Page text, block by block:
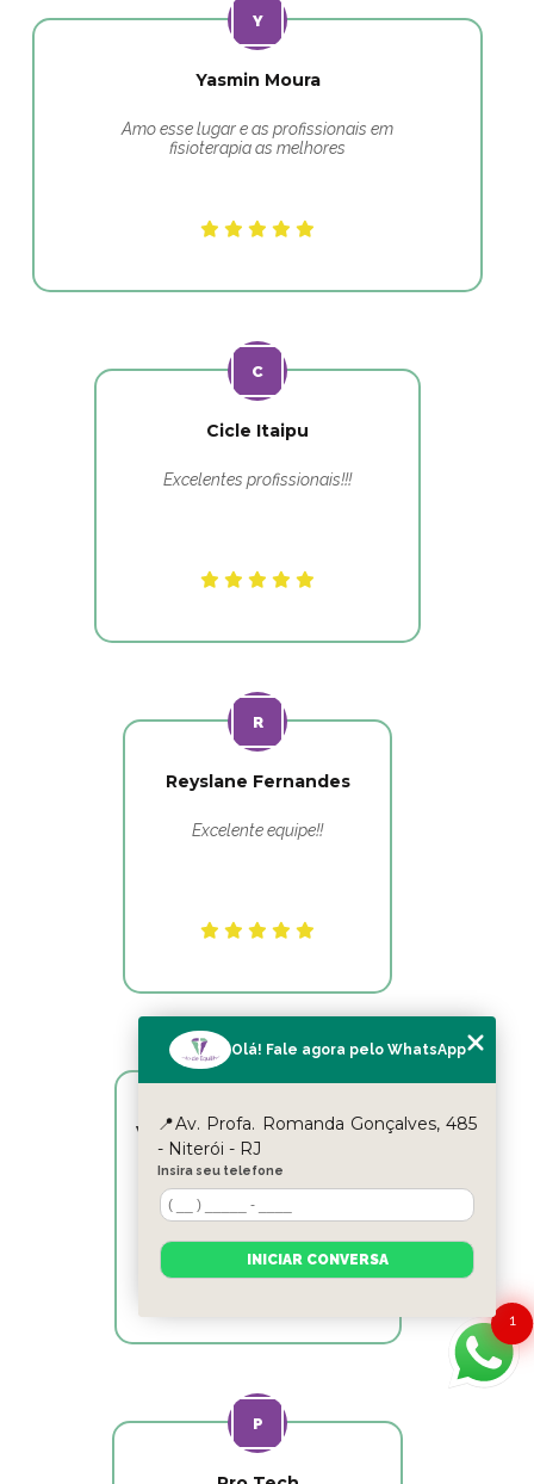
Yasmin Moura
Amo esse lugar e as profissionais em
fisioterapia as melhores
Cicle Itaipu
Excelentes profissionais!!!
Reyslane Fernandes
Excelente equipe!!
Victor Hugo Marins Mansur
Ótimo atendimento!
1
Olá! Fale agora pelo WhatsApp
📍Av. Profa. Romanda Gonçalves, 485
- Niterói - RJ
Insira seu telefone
INICIAR CONVERSA